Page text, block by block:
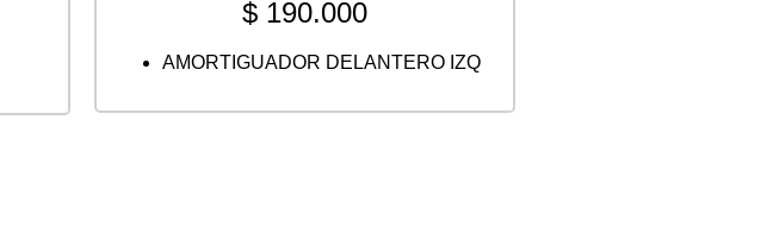
$190.000
AMORTIGUADOR DELANTERO IZQ